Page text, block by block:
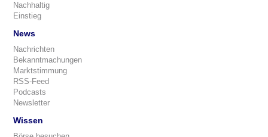
Nachhaltig
Einstieg
News
Nachrichten
Bekanntmachungen
Marktstimmung
RSS-Feed
Podcasts
Newsletter
Wissen